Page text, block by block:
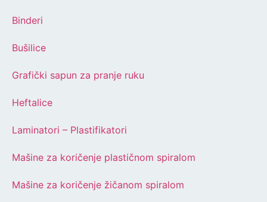
Binderi
Bušilice
Grafički sapun za pranje ruku
Heftalice
Laminatori – Plastifikatori
Mašine za koričenje plastičnom spiralom
Mašine za koričenje žičanom spiralom